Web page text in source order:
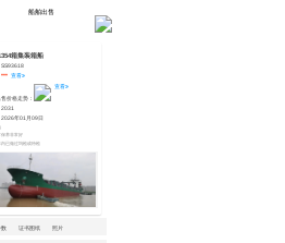
船舶出售
箱集装箱船
SS93618
*** 查看
价格走势：
查看
2031
2026年01月09日
保养非常好
内已做过坞检或特检
数 证书图纸 照片